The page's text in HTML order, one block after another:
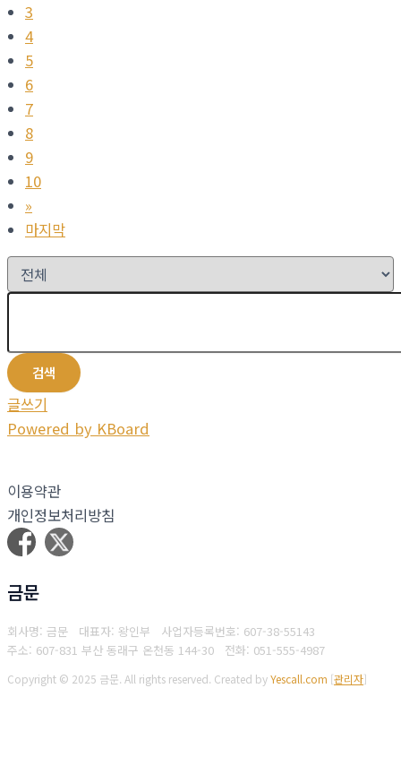
3
4
5
6
7
8
9
10
»
마지막
검색
글쓰기
Powered by KBoard
이용약관
개인정보처리방침
금문
회사명: 금문 대표자: 왕인부 사업자등록번호: 607-38-55143
주소: 607-831 부산 동래구 온천동 144-30 전화: 051-555-4987
Copyright © 2025 금문. All rights reserved. Created byYescall.com [관리자]